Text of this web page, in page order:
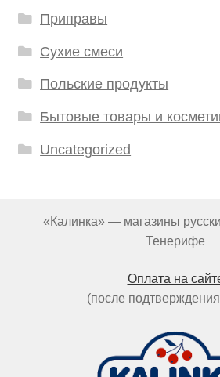
Приправы
Сухие смеси
Польские продукты
Бытовые товары и
Uncategorized
«Калинка» — магазины
Тенерифе
Оплата на
(после подтверждения